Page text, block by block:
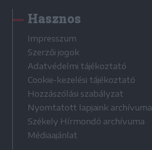
Hasznos
Impresszum
Szerzői jogok
Adatvédelmi tájékoztató
Cookie-kezelési tájékoztató
Hozzászólási szabályzat
Nyomtatott lapjaink archívuma
Székely Hírmondó archívuma
Médiaajánlat